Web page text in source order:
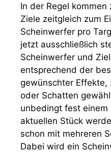
In der Regel
Ziele zeitgleich zum
Scheinwerfer pro
jetzt ausschließlich
Scheinwerfer und
entsprechend der
gewünschter Effekte,
oder Schatten
unbedingt fest einem
aktuellen Stück
schon mit mehreren
Dabei wird ein